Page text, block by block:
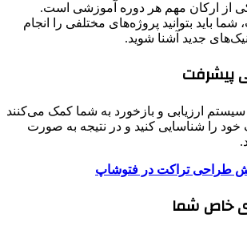
از ارکان مهم هر دوره آموزشی است.
باید بتوانید پروژه‌های مختلفی را انجام
جدید آشنا شوید.
ارزیابی و بازخورد به شما کمک می‌کنند
را شناسایی کنید و در نتیجه به صورت
طراحی تراکت در فتوشاپ